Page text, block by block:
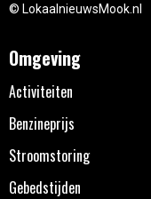
© LokaalnieuwsMook.nl
Omgeving
Activiteiten
Benzineprijs
Stroomstoring
Gebedstijden